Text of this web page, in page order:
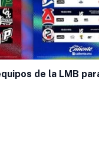
de la LMB